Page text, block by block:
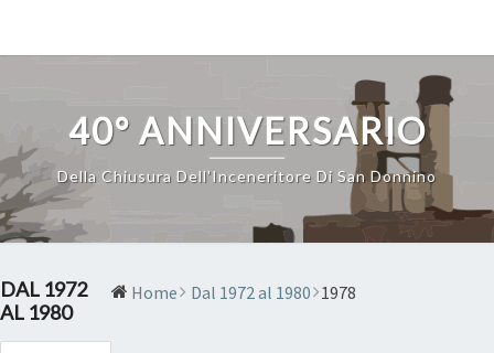
40° ANNIVERSARIO
Della Chiusura Dell'Inceneritore Di San Donnino
DAL 1972
AL 1980
Home Dal 1972 al 1980 1978